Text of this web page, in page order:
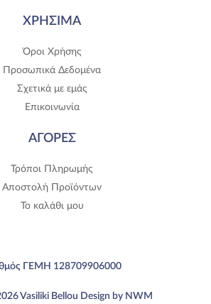
ΧΡΗΣΙΜΑ
Όροι Χρήσης
Προσωπικά Δεδομένα
Σχετικά με εμάς
Επικοινωνία
ΑΓΟΡΕΣ
Τρόποι Πληρωμής
Αποστολή Προϊόντων
Το καλάθι μου
ΓΕΜΗ 128709906000
Vasiliki Bellou Design by NWM